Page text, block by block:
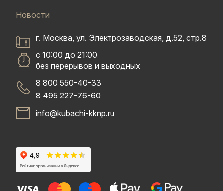
Новости
г. Москва, ул. Электрозаводская, д.52, стр.8
с 10:00 до 21:00
без перерывов и выходных
8 800 550-40-33
8 495 227-76-60
info@kubachi-kknp.ru